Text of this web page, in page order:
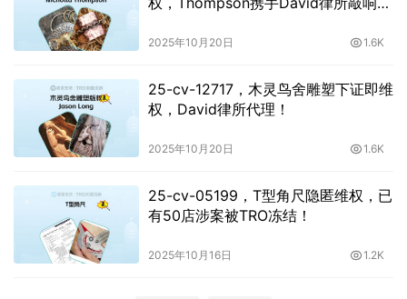
2025年10月20日 1.6K
25-cv-12717，木灵鸟舍雕塑下证即维
权，David律所代理！
2025年10月20日 1.6K
25-cv-05199，T型角尺隐匿维权，已
有50店涉案被TRO冻结！
2025年10月16日 1.2K